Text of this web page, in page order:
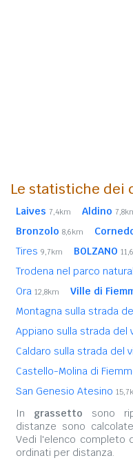
Le statistiche dei
Laives 7,4km Aldino
Bronzolo 8,6km
Tires 9,7km BOLZANO
Trodena nel parco
Ora 12,8km Ville di
Montagna sulla strada
Appiano sulla strada del
Caldaro sulla strada del
Castello-Molina di
San Genesio Atesino
In grassetto sono
distanze sono
Vedi l'elenco completo
ordinati per distanza.